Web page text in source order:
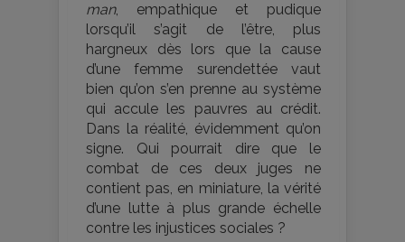
man, empathique et pudique
lorsqu’il s’agit de l’être, plus
hargneux dès lors que la cause
d’une femme surendettée vaut
bien qu’on s’en prenne au système
qui accule les pauvres au crédit.
Dans la réalité, évidemment qu’on
signe. Qui pourrait dire que le
combat de ces deux juges ne
contient pas, en miniature, la vérité
d’une lutte à plus grande échelle
contre les injustices sociales ?